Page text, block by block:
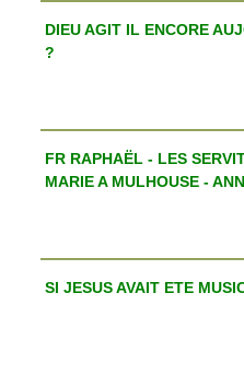
DIEU AGIT IL ENCORE
?
FR RAPHAËL - LES
MARIE A MULHOUSE -
SI JESUS AVAIT ETE